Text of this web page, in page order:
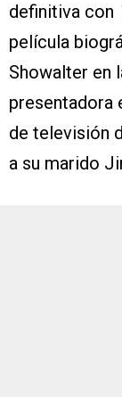
definitiva con
película
Showalter en
presentadora
de televisión
a su marido